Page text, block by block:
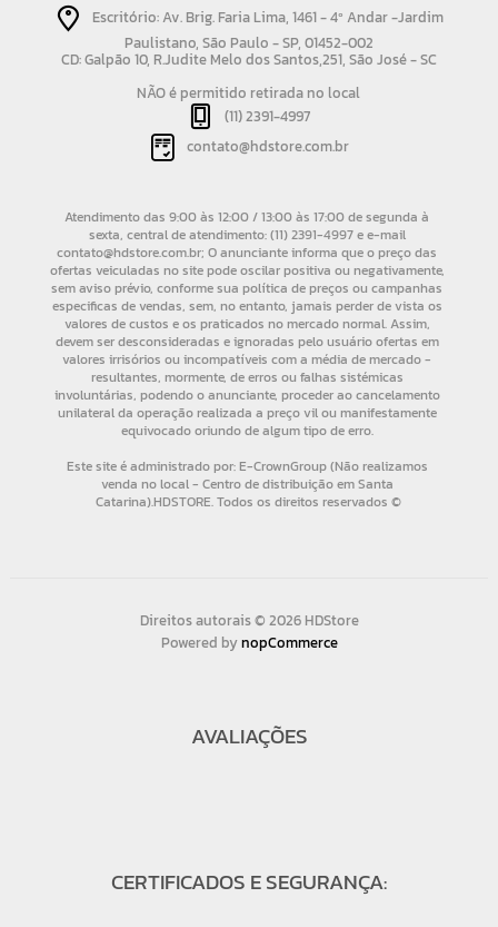
Escritório: Av. Brig. Faria Lima, 1461 - 4º Andar -Jardim
Paulistano, São Paulo - SP, 01452-002
CD: Galpão 10, R.Judite Melo dos Santos,251, São José - SC
NÃO é permitido retirada no local
(11) 2391-4997
contato@hdstore.com.br
Direitos autorais © 2026 HDStore
Powered bynopCommerce
AVALIAÇÕES
CERTIFICADOS E SEGURANÇA: